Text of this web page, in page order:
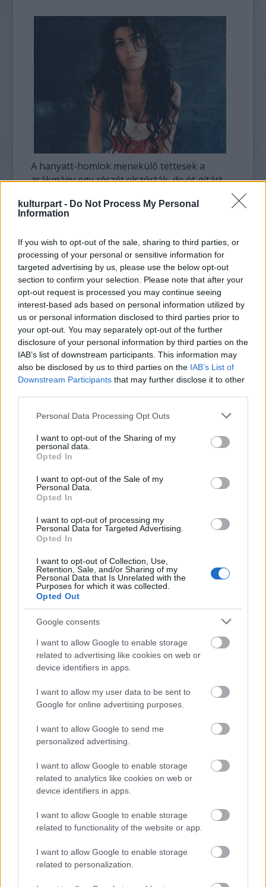
kulturpart - Do Not Process My Personal
Information
If you wish to opt-out of the sale, sharing to third parties, or
processing of your personal or sensitive information for
targeted advertising by us, please use the below opt-out
section to confirm your selection. Please note that after your
opt-out request is processed you may continue seeing
interest-based ads based on personal information utilized by
us or personal information disclosed to third parties prior to
your opt-out. You may separately opt-out of the further
disclosure of your personal information by third parties on the
IAB’s list of downstream participants. This information may
also be disclosed by us to third parties on the IAB’s List of
Downstream Participants that may further disclose it to other
Please note that this website/app uses one or more Google
not limited to your visit or usage behaviour. You may click to
grant or deny consent to Google and its third-party tags to
use your data for below specified purposes in below Google
consent section.
Personal Data Processing Opt Outs
I want to opt-out of the Sharing of my
personal data.
Opted In
I want to opt-out of the Sale of my
Personal Data.
Opted In
I want to opt-out of processing my
Personal Data for Targeted Advertising.
Opted In
I want to opt-out of Collection, Use,
Retention, Sale, and/or Sharing of my
Personal Data that Is Unrelated with the
Purposes for which it was collected.
Opted Out
Google consents
I want to allow Google to enable storage
related to advertising like cookies on web or
device identifiers in apps.
I want to allow my user data to be sent to
Google for online advertising purposes.
I want to allow Google to send me
personalized advertising.
I want to allow Google to enable storage
related to analytics like cookies on web or
device identifiers in apps.
I want to allow Google to enable storage
related to functionality of the website or app.
I want to allow Google to enable storage
related to personalization.
A hanyatt-homlok menekülő tettesek a
zsákmány egy részét elszórták, de öt gitárt,
lapképernyős tévékészüléket magukkal
tudtak vinni. A kár 15 ezer font (5 millió
Winehouse "teljesen összeomlott", főleg
kedves hangszereit gyászolja. Szerencse a
szerencsétlenségben, hogy kedvenc gitárja
nem otthon volt, hanem nála - mondta a
drogbetegségét a karibi St. Lucia szigeten
kúráló énekesnő szóvivője.
A Grammy-díjas művész a hét végén érkezik
vissza Londonba, és a tervek szerint nekifog
harmadik albuma elkészítéséhez. Az észak-
londoni Camden negyedben lévő lakást
éppen előkészítették visszatérésére, amikor
Lavór
„AZ EMBERT EMBERRÉ TETTE…” – VASÁRNAP
ZÁRT A DOMBOS FEST
26. ALKALOMMAL VÁR MINDENKIT A DOMBOS
FEST